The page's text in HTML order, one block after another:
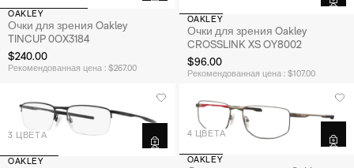
OAKLEY
Очки для зрения Oakley
TINCUP 0OX3184
$240.00
Рекомендованная цена : $267.00
OAKLEY
Очки для зрения Oakley
CROSSLINK XS OY8002
$96.00
Рекомендованная цена : $107.00
3 ЦВЕТА
OAKLEY
4 ЦВЕТА
OAKLEY